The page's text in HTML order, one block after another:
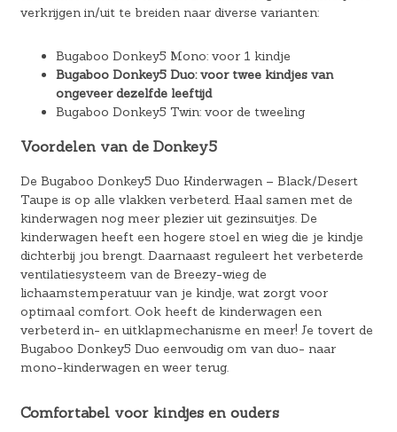
verkrijgen in/uit te breiden naar diverse varianten:
Bugaboo Donkey5 Mono: voor 1 kindje
Bugaboo Donkey5 Duo: voor twee kindjes van
ongeveer dezelfde leeftijd
Bugaboo Donkey5 Twin: voor de tweeling
Voordelen van de Donkey5
De Bugaboo Donkey5 Duo Kinderwagen – Black/Desert
Taupe is op alle vlakken verbeterd. Haal samen met de
kinderwagen nog meer plezier uit gezinsuitjes. De
kinderwagen heeft een hogere stoel en wieg die je kindje
dichterbij jou brengt. Daarnaast reguleert het verbeterde
ventilatiesysteem van de Breezy-wieg de
lichaamstemperatuur van je kindje, wat zorgt voor
optimaal comfort. Ook heeft de kinderwagen een
verbeterd in- en uitklapmechanisme en meer! Je tovert de
Bugaboo Donkey5 Duo eenvoudig om van duo- naar
mono-kinderwagen en weer terug.
Comfortabel voor kindjes en ouders